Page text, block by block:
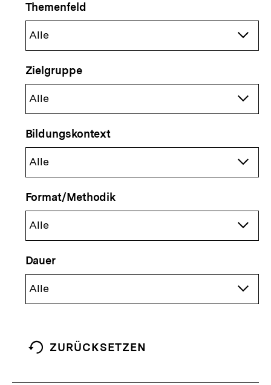
Themenfeld
Zielgruppe
Bildungskontext
Format/Methodik
Dauer
FILTERZURÜCKSETZEN